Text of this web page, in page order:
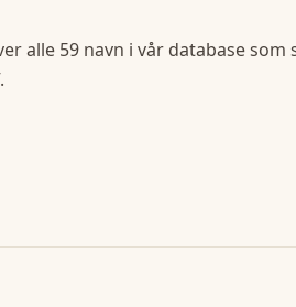
alle 59 navn i vår database
.